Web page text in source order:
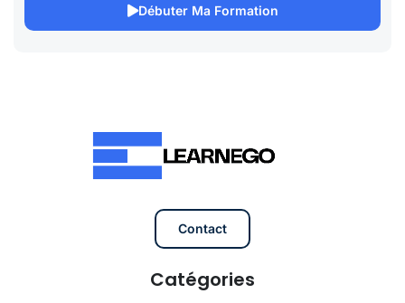
Débuter Ma Formation
Contact
Catégories